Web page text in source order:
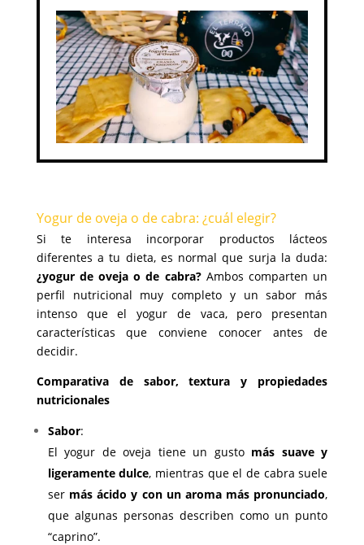
Yogur de oveja o de cabra: ¿cuál elegir?
Si te interesa incorporar productos lácteos
diferentes a tu dieta, es normal que surja la duda:
¿yogur de oveja o de cabra?Ambos comparten un
perfil nutricional muy completo y un sabor más
intenso que el yogur de vaca, pero presentan
características que conviene conocer antes de
decidir.
Comparativa de sabor, textura y propiedades
nutricionales
Sabor:
El yogur de oveja tiene un gusto más suave y
ligeramente dulce, mientras que el de cabra suele
ser más ácido y con un aroma más pronunciado,
que algunas personas describen como un punto
“caprino”.